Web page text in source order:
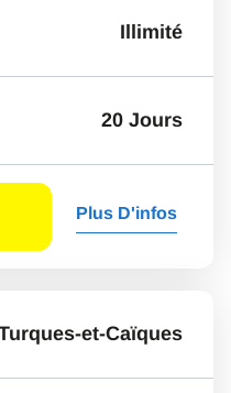
Illimité
20 Jours
Plus D'infos
et-Caïques